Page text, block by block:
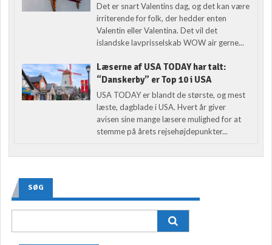
Det er snart Valentins dag, og det kan være
irriterende for folk, der hedder enten
Valentin eller Valentina. Det vil det
islandske lavprisselskab WOW air gerne...
Læserne af USA TODAY har talt:
“Danskerby” er Top 10 i USA
USA TODAY er blandt de største, og mest
læste, dagblade i USA. Hvert år giver
avisen sine mange læsere mulighed for at
stemme på årets rejsehøjdepunkter...
SØG